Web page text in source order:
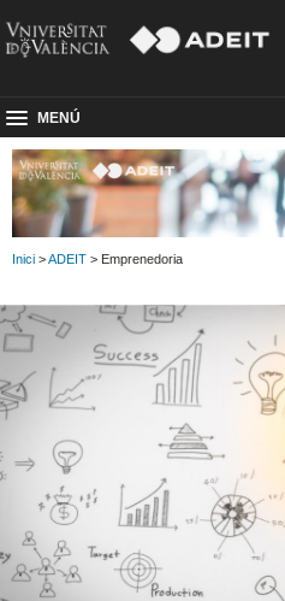
MENÚ
Inici >ADEIT > Emprenedoria